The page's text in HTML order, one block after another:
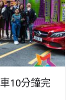
10分鐘完